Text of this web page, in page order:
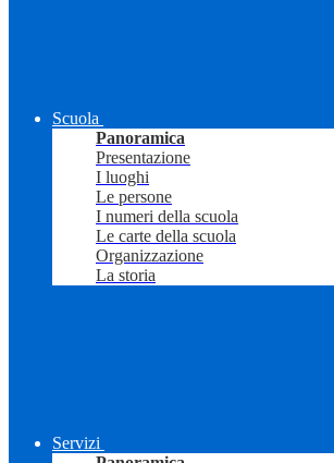
Scuola
Panoramica
Presentazione
I luoghi
Le persone
I numeri della scuola
Le carte della scuola
Organizzazione
La storia
Servizi